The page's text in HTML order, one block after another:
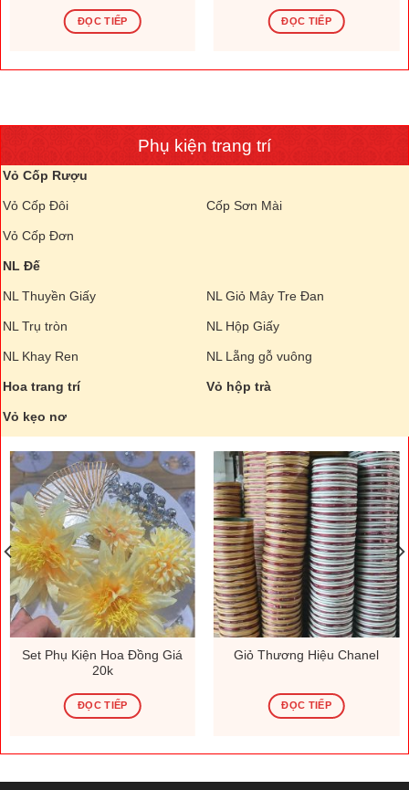
ĐỌC TIẾP ĐỌC TIẾP
Phụ kiện trang trí
Vỏ Cốp Rượu
Vỏ Cốp Đôi Cốp Sơn Mài
Vỏ Cốp Đơn
NL Đế
NL Thuyền Giấy NL Giỏ Mây Tre Đan
NL Trụ tròn NL Hộp Giấy
NL Khay Ren NL Lẵng gỗ vuông
Hoa trang trí Vỏ hộp trà
Vỏ kẹo nơ
Set Phụ Kiện Hoa Đồng Giá
20k
ĐỌC TIẾP
Giỏ Thương Hiệu Chanel
ĐỌC TIẾP